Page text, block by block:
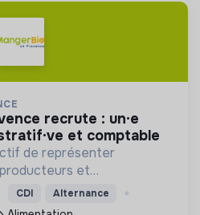
et comptable
de représenter
et
la région SUD auprès des
les produits BIO et
CDI Alternance